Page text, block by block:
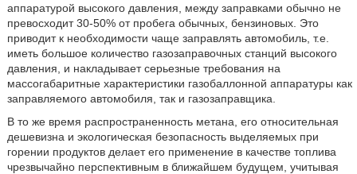
аппаратурой высокого давления, между заправками обычно не
превосходит 30-50% от пробега обычных, бензиновых. Это
приводит к необходимости чаще заправлять автомобиль, т.е.
иметь большое количество газозаправочных станций высокого
давления, и накладывает серьезные требования на
массогабаритные характеристики газобаллонной аппаратуры как
заправляемого автомобиля, так и газозаправщика.
В то же время распространенность метана, его относительная
дешевизна и экологическая безопасность выделяемых при
горении продуктов делает его применение в качестве топлива
чрезвычайно перспективным в ближайшем будущем, учитывая